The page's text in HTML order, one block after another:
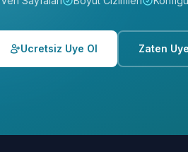
Ucretsiz Uye Ol Zaten